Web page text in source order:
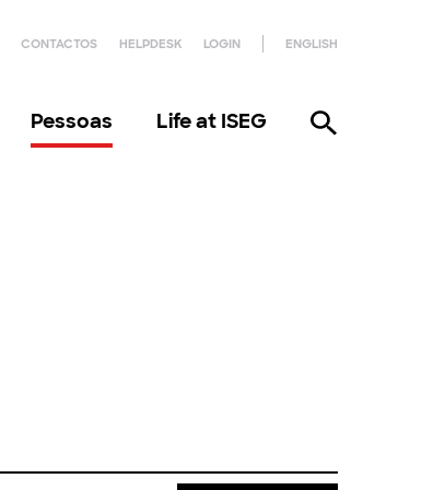
CONTACTOS HELPDESK LOGIN ENGLISH
Pessoas Life at ISEG